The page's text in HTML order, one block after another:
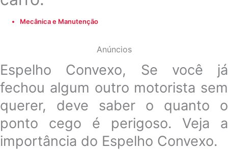
Mecânica e Manutenção
Anúncios
Espelho Convexo, Se você já
fechou algum outro motorista sem
querer, deve saber o quanto o
ponto cego é perigoso. Veja a
importância do Espelho Convexo.